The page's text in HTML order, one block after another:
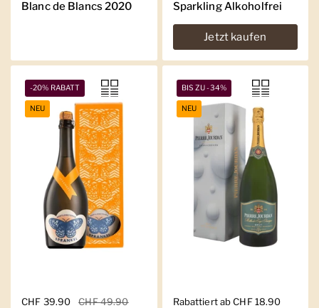
Blanc de Blancs 2020
Sparkling Alkoholfrei
Jetzt kaufen
Regulärer Preis
CHF 39.90 Sale-Preis
CHF 49.90
-20% RABATT
NEU
Regulärer Preis
Rabattiert ab CHF 18.90
BIS ZU -34%
NEU